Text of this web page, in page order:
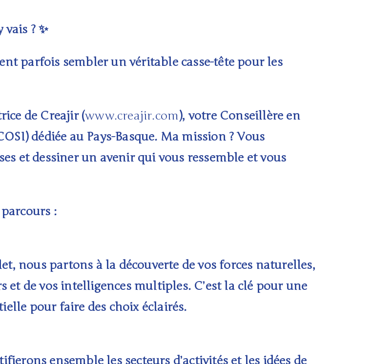
vais ? ✨
parfois sembler un véritable casse-tête pour les
de Creajir(www.creajir.com), votre Conseillère en
dédiée au Pays-Basque. Ma mission ? Vous
et dessiner un avenir qui vous ressemble et vous
:
, nous partons à la découverte de vos forces naturelles,
et de vos intelligences multiples. C’est la clé pour une
pour faire des choix éclairés.
ensemble les secteurs d’activités et les idées de